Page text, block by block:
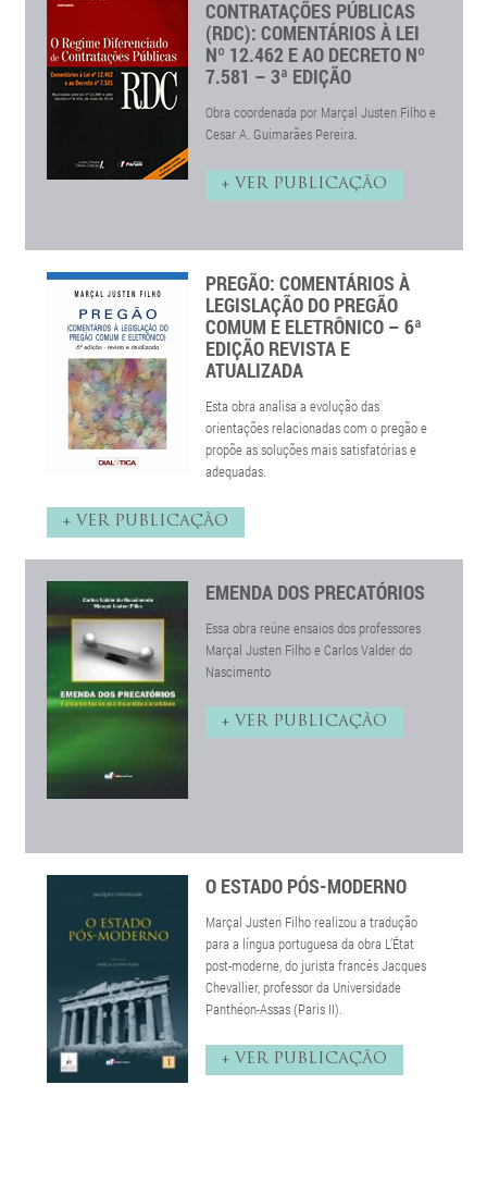
CONTRATAÇÕES PÚBLICAS
(RDC): COMENTÁRIOS À LEI
Nº 12.462 E AO DECRETO Nº
7.581 – 3ª EDIÇÃO
Obra coordenada por Marçal Justen Filho e
Cesar A. Guimarães Pereira.
+ VER PUBLICAÇÃO
PREGÃO: COMENTÁRIOS À
LEGISLAÇÃO DO PREGÃO
COMUM E ELETRÔNICO – 6ª
EDIÇÃO REVISTA E
ATUALIZADA
Esta obra analisa a evolução das
orientações relacionadas com o pregão e
propõe as soluções mais satisfatórias e
adequadas.
+ VER PUBLICAÇÃO
EMENDA DOS PRECATÓRIOS
Essa obra reúne ensaios dos professores
Marçal Justen Filho e Carlos Valder do
Nascimento
+ VER PUBLICAÇÃO
O ESTADO PÓS-MODERNO
Marçal Justen Filho realizou a tradução
para a língua portuguesa da obra L’État
post-moderne, do jurista francês Jacques
Chevallier, professor da Universidade
Panthéon-Assas (Paris II).
+ VER PUBLICAÇÃO